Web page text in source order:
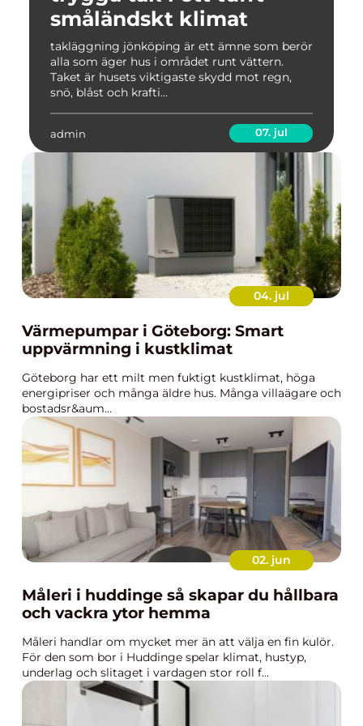
småländskt klimat
takläggning jönköping är ett ämne som berör
alla som äger hus i området runt vättern.
Taket är husets viktigaste skydd mot regn,
snö, blåst och krafti...
admin 07. jul
04. jul
Värmepumpar i Göteborg: Smart
uppvärmning i kustklimat
Göteborg har ett milt men fuktigt kustklimat, höga
energipriser och många äldre hus. Många villaägare och
bostadsr&aum...
02. jun
Måleri i huddinge så skapar du hållbara
och vackra ytor hemma
Måleri handlar om mycket mer än att välja en fin kulör.
För den som bor i Huddinge spelar klimat, hustyp,
underlag och slitaget i vardagen stor roll f...